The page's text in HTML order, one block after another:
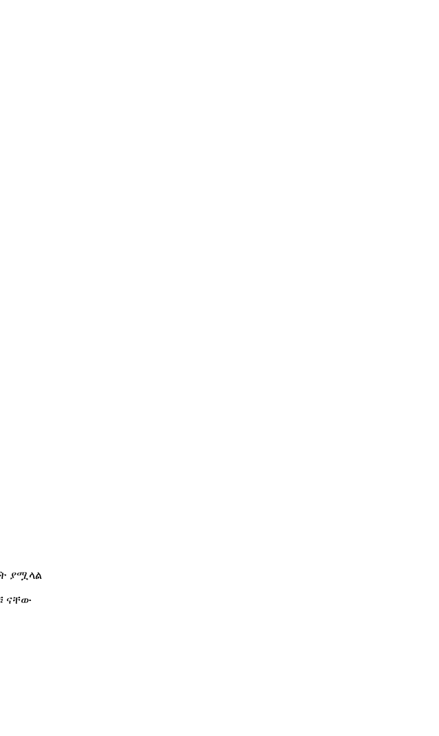
ያሟላል
ናቸው